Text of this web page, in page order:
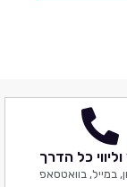
וליווי כל הדרך
במייל, בוואטסאפ